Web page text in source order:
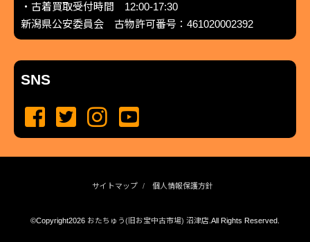
・古着買取受付時間 12:00-17:30
新潟県公安委員会 古物許可番号：461020002392
SNS
サイトマップ 個人情報保護方針
©Copyright2026 おたちゅう(旧お宝中古市場) 沼津店.All Rights Reserved.